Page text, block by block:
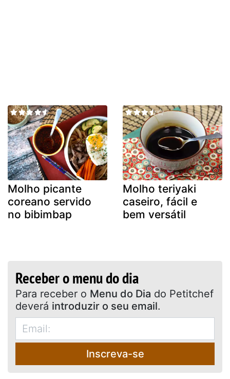
Molho picante
coreano servido
no bibimbap
Molho teriyaki
caseiro, fácil e
bem versátil
Receber o menu do dia
Para receber o Menu do Dia do Petitchef
deverá introduzir o seu email.
Inscreva-se